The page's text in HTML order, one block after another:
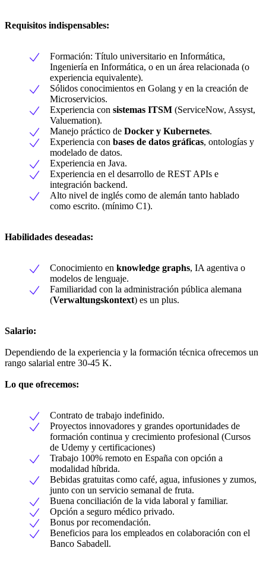
Requisitos indispensables:
Formación: Título universitario en Informática,
Ingeniería en Informática, o en un área relacionada (o
experiencia equivalente).
Sólidos conocimientos en Golang y en la creación de
Microservicios.
Experiencia con sistemas ITSM (ServiceNow, Assyst,
Valuemation).
Manejo práctico de Docker y Kubernetes.
Experiencia con bases de datos gráficas, ontologías y
modelado de datos.
Experiencia en Java.
Experiencia en el desarrollo de REST APIs e
integración backend.
Alto nivel de inglés como de alemán tanto hablado
como escrito. (mínimo C1).
Habilidades deseadas:
Conocimiento en knowledge graphs, IA agentiva o
modelos de lenguaje.
Familiaridad con la administración pública alemana
(Verwaltungskontext) es un plus.
Salario:
Dependiendo de la experiencia y la formación técnica ofrecemos un
rango salarial entre 30-45 K.
Lo que ofrecemos:
Contrato de trabajo indefinido.
Proyectos innovadores y grandes oportunidades de
formación continua y crecimiento profesional (Cursos
de Udemy y certificaciones)
Trabajo 100% remoto en España con opción a
modalidad híbrida.
Bebidas gratuitas como café, agua, infusiones y zumos,
junto con un servicio semanal de fruta.
Buena conciliación de la vida laboral y familiar.
Opción a seguro médico privado.
Bonus por recomendación.
Beneficios para los empleados en colaboración con el
Banco Sabadell.